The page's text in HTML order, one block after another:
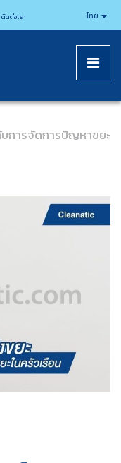
ติดต่อเรา ไทย
การจัดการปัญหาขยะ